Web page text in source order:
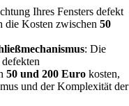
Ihres Fensters defekt
die Kosten zwischen 50
: Die
50 und 200 Euro kosten,
und der Komplexität der